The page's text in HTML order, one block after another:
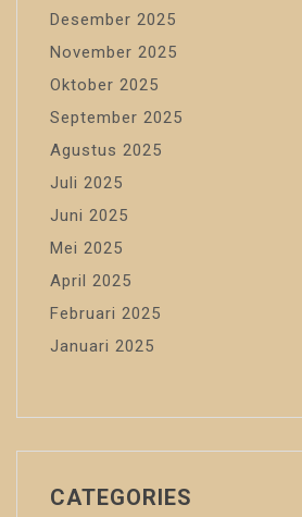
Desember 2025
November 2025
Oktober 2025
September 2025
Agustus 2025
Juli 2025
Juni 2025
Mei 2025
April 2025
Februari 2025
Januari 2025
CATEGORIES